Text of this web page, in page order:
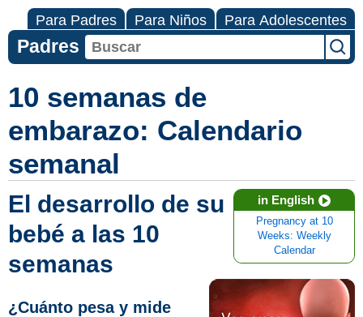
Para Padres Para Niños Para Adolescentes
Padres
10 semanas de
embarazo: Calendario
semanal
in English
Pregnancy at 10
Weeks: Weekly
Calendar
El desarrollo de su
bebé a las 10
semanas
¿Cuánto pesa y mide